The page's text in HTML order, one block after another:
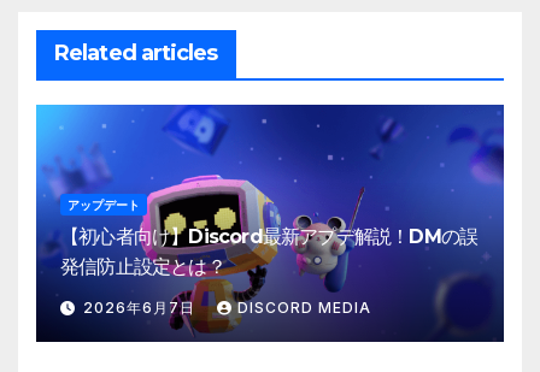
Related articles
アップデート
【初心者向け】Discord最新アプデ解説！DMの誤
発信防止設定とは？
2026年6月7日 DISCORD MEDIA